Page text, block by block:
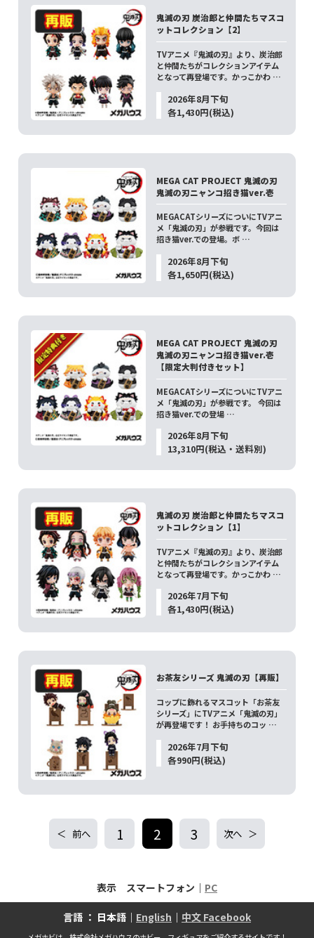
鬼滅の刃 炭治郎と仲間たちマスコ
ットコレクション【2】
TVアニメ『鬼滅の刃』より、炭治郎
と仲間たちがコレクションアイテム
となって再登場です。かっこかわ …
2026年8月下旬
各1,430円(税込)
MEGA CAT PROJECT 鬼滅の刃
鬼滅の刃ニャンコ招き猫ver.壱
MEGACATシリーズについにTVアニ
メ「鬼滅の刃」が参戦です。今回は
招き猫ver.での登場。ボ …
2026年8月下旬
各1,650円(税込)
MEGA CAT PROJECT 鬼滅の刃
鬼滅の刃ニャンコ招き猫ver.壱
【限定大判付きセット】
MEGACATシリーズについにTVアニ
メ「鬼滅の刃」が参戦です。 今回は
招き猫ver.での登場 …
2026年8月下旬
13,310円(税込・送料別)
鬼滅の刃 炭治郎と仲間たちマスコ
ットコレクション【1】
TVアニメ『鬼滅の刃』より、炭治郎
と仲間たちがコレクションアイテム
となって再登場です。かっこかわ …
2026年7月下旬
各1,430円(税込)
お茶友シリーズ 鬼滅の刃【再販】
コップに飾れるマスコット「お茶友
シリーズ」にTVアニメ「鬼滅の刃」
が再登場です！ お手持ちのコッ …
2026年7月下旬
各990円(税込)
前へ 1 2 3 次へ
表示 スマートフォン｜ PC
言語 ： 日本語｜ English ｜ 中文 Facebook